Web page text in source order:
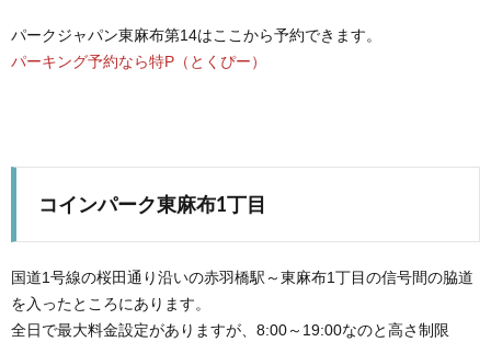
パークジャパン東麻布第14はここから予約できます。
パーキング予約なら特P（とくぴー）
コインパーク東麻布1丁目
国道1号線の桜田通り沿いの赤羽橋駅～東麻布1丁目の信号間の脇道
を入ったところにあります。
全日で最大料金設定がありますが、8:00～19:00なのと高さ制限